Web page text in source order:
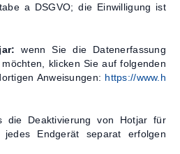
a DSGVO; die Einwilligung ist
wenn Sie die Datenerfassung
klicken Sie auf folgenden
Anweisungen: https://www.h
die Deaktivierung von Hotjar für
Endgerät separat erfolgen